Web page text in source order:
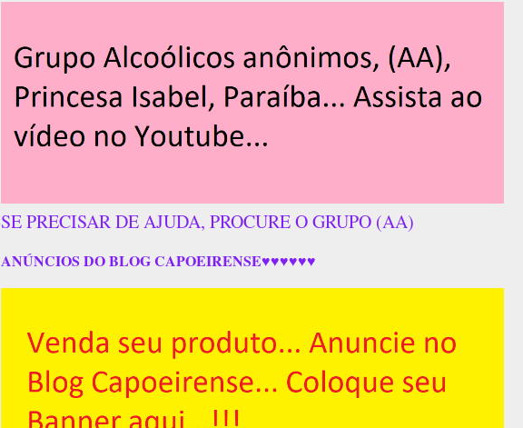
SE PRECISAR DE AJUDA, PROCURE O GRUPO (AA)
ANÚNCIOS DO BLOG CAPOEIRENSE♥♥♥♥♥♥